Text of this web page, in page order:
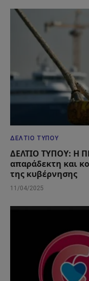
ΔΕΛΤΊΟ ΤΎΠΟΥ
ΔΕΛΤΙΟ ΤΥΠΟΥ: Η
απαράδεκτη και
της κυβέρνησης
11/04/2025